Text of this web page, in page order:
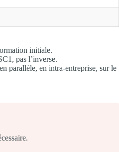
initiale.
pas l’inverse.
parallèle, en intra-entreprise, sur le